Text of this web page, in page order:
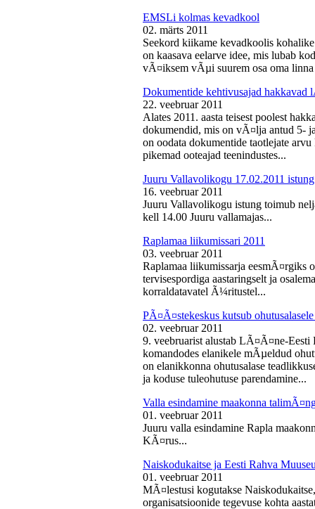
EMSLi kolmas kevadkool
02. märts 2011
Seekord kiikame kevadkoolis
on kaasava eelarve idee, mis lubab
vÃ¤iksem vÃµi suurem osa oma
Dokumentide kehtivusajad hakkavad
22. veebruar 2011
Alates 2011. aasta teisest poolest
dokumendid, mis on vÃ¤lja antud 5-
on oodata dokumentide taotlejate
pikemad ooteajad teenindustes...
Juuru Vallavolikogu 17.02.2011 istung
16. veebruar 2011
Juuru Vallavolikogu istung toimub
kell 14.00 Juuru vallamajas...
Raplamaa liikumissari 2011
03. veebruar 2011
Raplamaa liikumissarja eesmÃ¤rgiks
tervisespordiga aastaringselt ja
korraldatavatel Ã¼ritustel...
PÃ¤Ã¤stekeskus kutsub
02. veebruar 2011
9. veebruarist alustab LÃ¤Ã¤ne-
komandodes elanikele mÃµeldud
on elanikkonna ohutusalase
ja koduse tuleohutuse parendamine...
Valla esindamine maakonna
01. veebruar 2011
Juuru valla esindamine Rapla
KÃ¤rus...
Naiskodukaitse ja Eesti Rahva
01. veebruar 2011
MÃ¤lestusi kogutakse
organisatsioonide tegevuse kohta